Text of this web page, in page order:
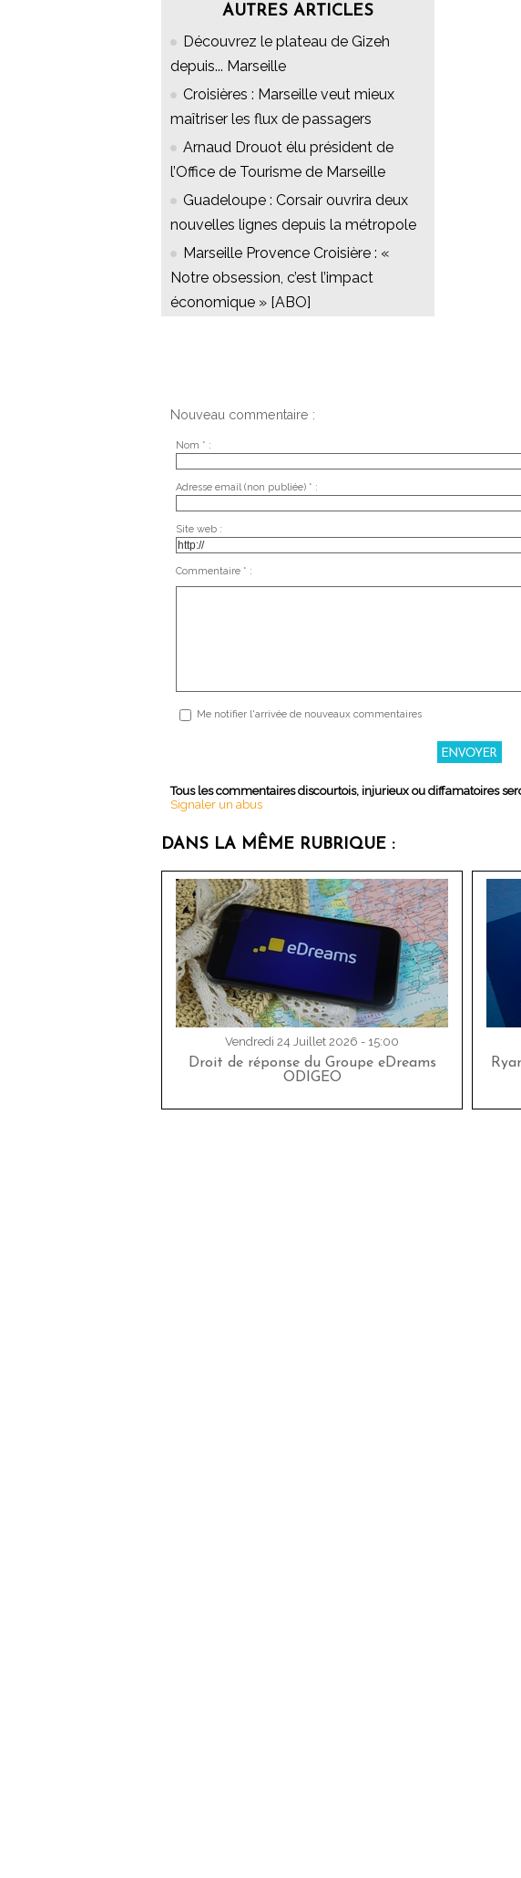
AUTRES ARTICLES
Découvrez le plateau de Gizeh
depuis... Marseille
Croisières : Marseille veut mieux
maîtriser les flux de passagers
Arnaud Drouot élu président de
l’Office de Tourisme de Marseille
Guadeloupe : Corsair ouvrira deux
nouvelles lignes depuis la métropole
Marseille Provence Croisière : «
Notre obsession, c’est l’impact
économique » [ABO]
Nouveau commentaire :
Nom * :
Adresse email (non publiée) * :
Site web :
Commentaire * :
Me notifier l'arrivée de nouveaux commentaires
Tous les commentaires discourtois, injurieux ou diffamatoires
Signaler un abus
DANS LA MÊME RUBRIQUE :
Vendredi 24 Juillet 2026 - 15:00
Droit de réponse du Groupe eDreams
ODIGEO